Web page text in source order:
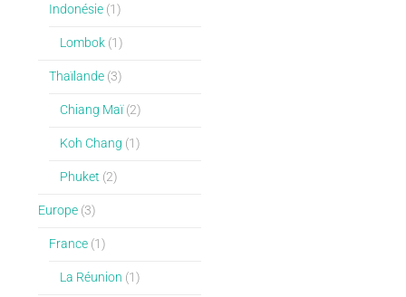
Indonésie(1)
Lombok(1)
Thaïlande(3)
Chiang Maï(2)
Koh Chang (1)
Phuket (2)
Europe(3)
France(1)
La Réunion (1)